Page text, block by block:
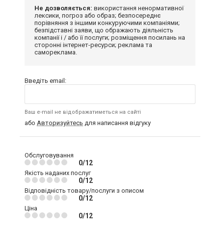
Не дозволяється: використання ненормативної
лексики, погроз або образ; безпосереднє
порівняння з іншими конкуруючими компаніями;
безпідставні заяви, що ображають діяльність
компанії і / або її послуги; розміщення посилань на
сторонні інтернет-ресурси; реклама та
самореклама.
Введіть email:
Ваш e-mail не відображатиметься на сайті
або Авторизуйтесь для написання відгуку
Обслуговування
0/12
Якість наданих послуг
0/12
Відповідність товару/послуги з описом
0/12
Ціна
0/12